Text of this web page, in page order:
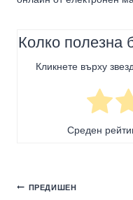
Колко полезна
Кликнете върху
Среден
Навигация
ПРЕДИШЕН